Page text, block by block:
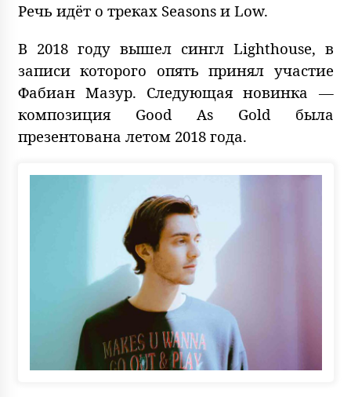
Речь идёт о треках Seasons и Low.
В 2018 году вышел сингл Lighthouse, в
записи которого опять принял участие
Фабиан Мазур. Следующая новинка —
композиция Good As Gold была
презентована летом 2018 года.